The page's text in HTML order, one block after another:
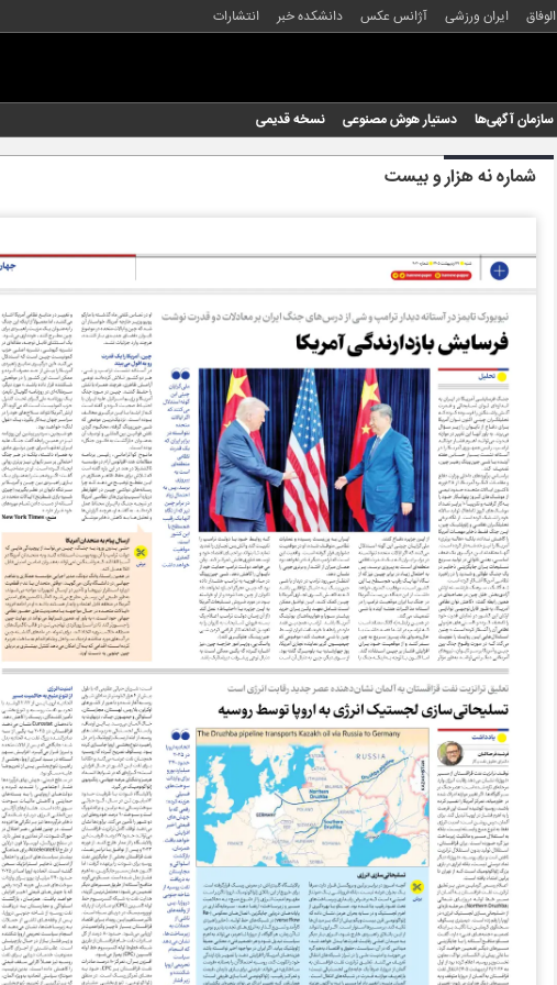
الوفاق ایران ورزشی آژانس عکس دانشکده خبر انتشارات
سازمان آگهی‌ها دستیار هوش مصنوعی نسخه قدیمی
شماره نه هزار و بیست